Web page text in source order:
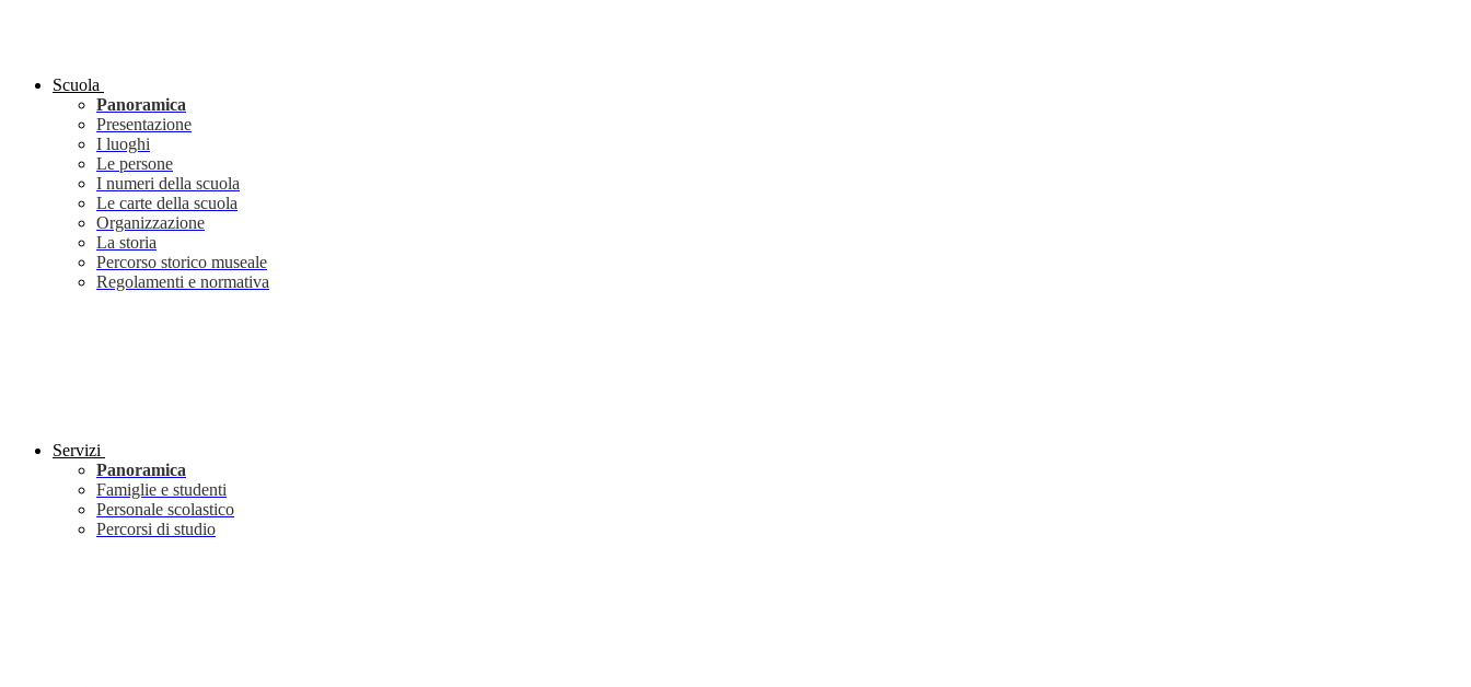
Scuola
Panoramica
Presentazione
I luoghi
Le persone
I numeri della scuola
Le carte della scuola
Organizzazione
La storia
Percorso storico museale
Regolamenti e normativa
Servizi
Panoramica
Famiglie e studenti
Personale scolastico
Percorsi di studio